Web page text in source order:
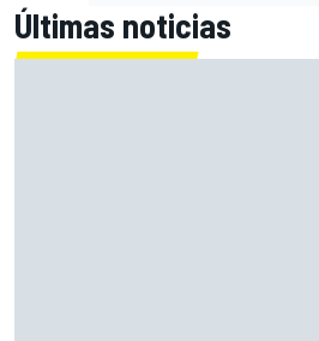
Últimas noticias